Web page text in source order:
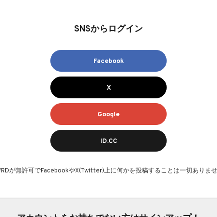
SNSからログイン
Facebook
X
Google
ID.CC
が無許可でFacebookやX(Twitter)上に何かを投稿することは一切ありま